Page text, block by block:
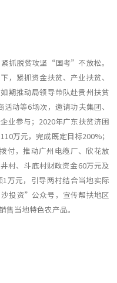
抓脱贫攻坚“国考”不放松。
，紧抓资金扶贫、产业扶贫、
期推动局领导带队赴贵州扶贫
动等6场次，邀请功夫集团、
业参与；2020年广东扶贫济困
万元，完成既定目标200%；
付，推动广州电缆厂、欣花放
村、斗底村财政资金60万元及
万元，引导两村结合当地实际
投资”公众号，宣传帮扶地区
当地特色农产品。